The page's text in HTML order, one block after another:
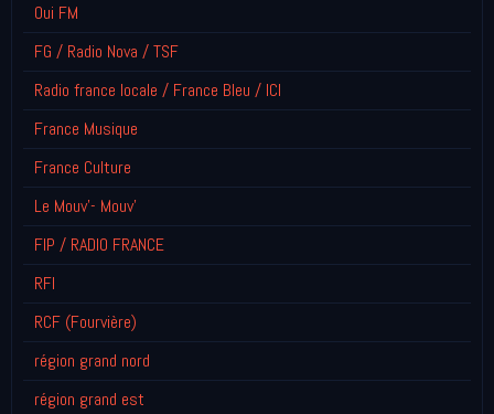
Oui FM
FG / Radio Nova / TSF
Radio france locale / France Bleu / ICI
France Musique
France Culture
Le Mouv'- Mouv'
FIP / RADIO FRANCE
RFI
RCF (Fourvière)
région grand nord
région grand est